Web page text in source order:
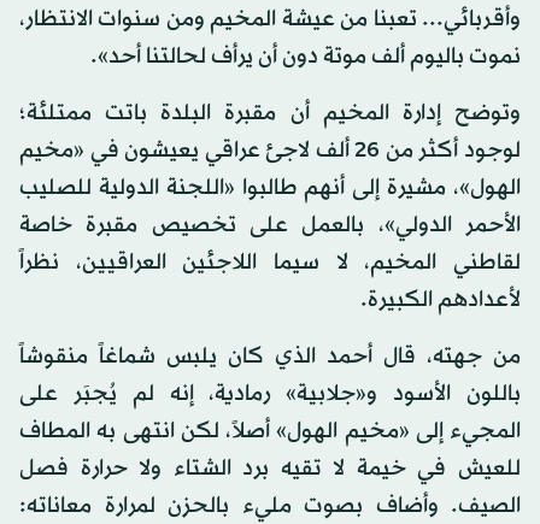
وأقربائي... تعبنا من عيشة المخيم ومن سنوات الانتظار،
نموت باليوم ألف موتة دون أن يرأف لحالتنا أحد».
وتوضح إدارة المخيم أن مقبرة البلدة باتت ممتلئة؛
لوجود أكثر من 26 ألف لاجئ عراقي يعيشون في «مخيم
الهول»، مشيرة إلى أنهم طالبوا «اللجنة الدولية للصليب
الأحمر الدولي»، بالعمل على تخصيص مقبرة خاصة
لقاطني المخيم، لا سيما اللاجئين العراقيين، نظراً
لأعدادهم الكبيرة.
من جهته، قال أحمد الذي كان يلبس شماغاً منقوشاً
باللون الأسود و«جلابية» رمادية، إنه لم يُجبَر على
المجيء إلى «مخيم الهول» أصلاً، لكن انتهى به المطاف
للعيش في خيمة لا تقيه برد الشتاء ولا حرارة فصل
الصيف. وأضاف بصوت مليء بالحزن لمرارة معاناته: